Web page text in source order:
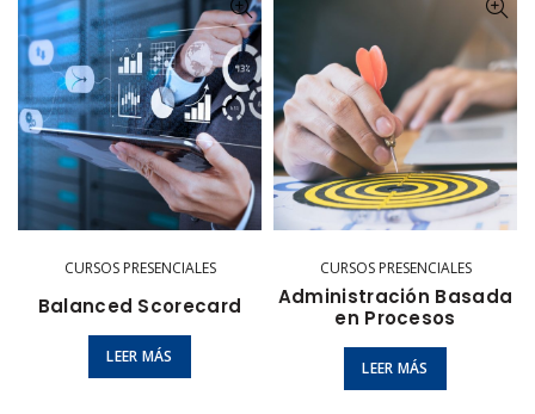
CURSOS PRESENCIALES
Balanced Scorecard
LEER MÁS
CURSOS PRESENCIALES
Administración Basada
en Procesos
LEER MÁS